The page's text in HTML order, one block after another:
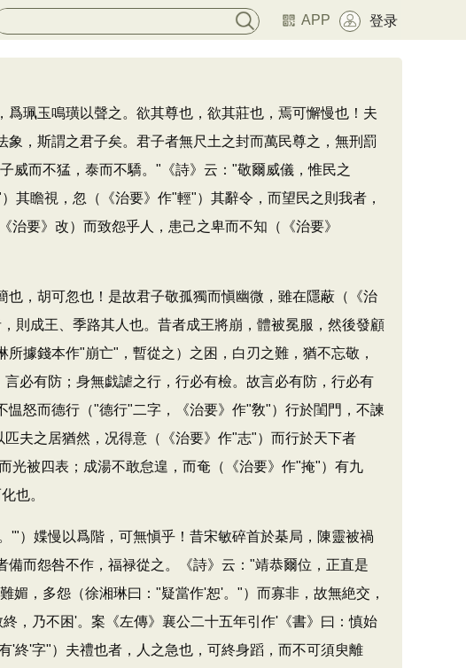
APP 登录
珮玉鳴璜以聲之。欲其尊也，欲其莊也，焉可懈慢也！夫
，斯謂之君子矣。君子者無尺土之封而萬民尊之，無刑罰
威而不猛，泰而不驕。"《詩》云："敬爾威儀，惟民之
其瞻視，忽（《治要》作"輕"）其辭令，而望民之則我者，
要》改）而致怨乎人，患己之卑而不知（《治要》
，胡可忽也！是故君子敬孤獨而愼幽微，雖在隱蔽（《治
則成王、季路其人也。昔者成王將崩，體被冕服，然後發顧
據錢本作"崩亡"，暫從之）之困，白刃之難，猶不忘敬，
必有防；身無戯謔之行，行必有檢。故言必有防，行必有
怒而德行（"德行"二字，《治要》作"敎"）行於閨門，不諫
夫之居猶然，况得意（《治要》作"志"）而行於天下者
光被四表；成湯不敢怠遑，而奄（《治要》作"掩"）有九
也。
）媟慢以爲階，可無愼乎！昔宋敏碎首於棊局，陳靈被禍
而怨咎不作，福禄從之。《詩》云："靖恭爾位，正直是
，多怨（徐湘琳曰："疑當作'恕'。"）而寡非，故無絶交，
，乃不困'。案《左傳》襄公二十五年引作'《書》曰：慎始
'終'字"）夫禮也者，人之急也，可終身蹈，而不可須臾離